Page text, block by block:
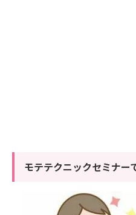
モテテクニックセミナ